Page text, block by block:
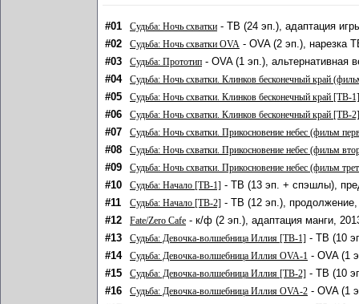
#01 Судьба: Ночь схватки - ТВ (24 эп.), адаптация
#02
Судьба: Ночь схватки OVA - OVA (2 эп.), нарезка
#03
Судьба: Прототип - OVA (1 эп.), альтернативная
#04
Судьба: Ночь схватки. Клинков бесконечный край
#05 Судьба: Ночь схватки. Клинков бесконечный край [ТВ-1]
#06 Судьба: Ночь схватки. Клинков бесконечный край [ТВ-2]
#07 Судьба: Ночь схватки. Прикосновение небес (фильм
#08 Судьба: Ночь схватки. Прикосновение небес (фильм
#09 Судьба: Ночь схватки. Прикосновение небес (фильм
#10 Судьба: Начало [ТВ-1] - ТВ (13 эп. + спэшлы),
#11
Судьба: Начало [ТВ-2] - ТВ (12 эп.), продолжение,
#12
Fate/Zero Cafe - к/ф (2 эп.), адаптация манги,
#13
Судьба: Девочка-волшебница Иллия [ТВ-1] - ТВ (10
#14
Судьба: Девочка-волшебница Иллия OVA-1 - OVA (1
#15
Судьба: Девочка-волшебница Иллия [ТВ-2] - ТВ (10
#16
Судьба: Девочка-волшебница Иллия OVA-2 - OVA (1